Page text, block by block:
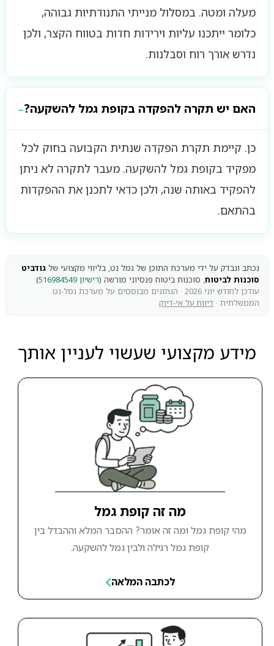
מעלה ומטה. במסלול מנייתי התנודתיות גבוהה,
כלומר ייתכנו עליות וירידות חדות בטווח הקצר, ולכן
נדרש אורך רוח וסבלנות.
האם יש תקרה להפקדה בקופת גמל להשקעה?
כן. קיימת תקרת הפקדה שנתית הקבועה בחוק לכל
מפקיד בקופת גמל להשקעה. מעבר לתקרה לא ניתן
להפקיד באותה שנה, ולכן כדאי לתכנן את ההפקדות
בהתאם.
נכתב ונבדק על ידי מערכת התוכן של גמל נט, בליווי מקצועי של גודביט
סוכנות לביטוח, סוכנות ביטוח פנסיוני מורשה (רישיון 516984549
)
עודכן לחודש יוני 2026 · הנתונים מבוססים על מערכת גמל-נט
הממשלתית · דיווח על אי-דיוק
מידע מקצועי שעשוי לעניין אותך
מה זה קופת גמל
מהי קופת גמל ומה זה אומר? ההסבר המלא וההבדל בין
קופת גמל רגילה ולבין גמל להשקעה.
לכתבה המלאה